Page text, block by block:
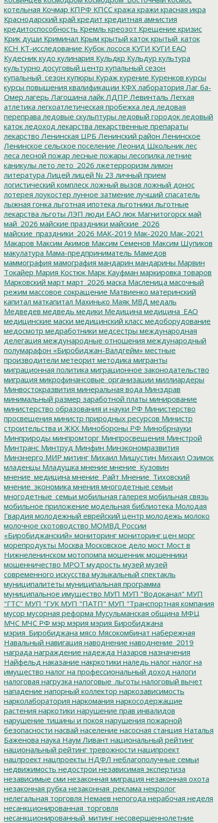
котельная Кочмар КПРФ КПСС кража кражи красная икра
Краснодарский край кредит кредитная амнистия
кредитоспособность Кремль креозот Крещение кризис
Крик души Криминал Крым крытый каток крытый_каток
КСН КТ-исследование Кубок лосося КУГИ КУГИ ЕАО
Кудесник кудо кулинария Кульдкр Кульдур культура
культурно досуговый центр купальный сезон
купальный_сезон купюры Кураж курение Куренков курсы
курсы повышения квалификации КФХ лаборатория Лаг ба-
Омер лагерь Лагошина лайк ЛДПР Левинталь Легкая
атлетика легкоатлетическая пробежка лед ледовая
переправа ледовые скульптуры ледовый городок ледовый
каток ледоход лекарства лекарственные препараты
лекарство Ленинская ЦРБ Ленинский район Ленинское
Ленинское сельское поселение Леонид Школьник лес
леса лесной пожар лесные пожары лесопилка летние
каникулы лето лето_2026 лжетерроризм лимон
литература Лицей лицей № 23 личный прием
логистический комплеск ложный вызов ложный донос
лотерея лоукостер лунное затмение лучший спасатель
лыжная гонка льготная ипотека льготники льготные
лекарства льготы ЛЭП люди ЕАО люк Магнитогорск май
май_2026 майские праздники майские_2026
майские_праздники_2026 МАК-2019 Мак-2020 Мак-2021
Макаров Максим Акимов Максим Семенов Максим Шупиков
макулатура Мама-предприниматель Мамедов
маммография мамография мандарин мандарины Марвин
Токайер Мария Костюк Марк Кауфман маркировка товаров
Марковский март март_2026 маска Масленица масочный
режим массовое сокращение Матвиенко материнский
капитал маткапитал Махинько Маяк МВД медаль
Медведев медведь медики Медицина медицина_ЕАО
медицинские маски медицинский класс медоборудование
медосмотр медработники медсестры международная
делегация международные отношения международный
полумарафон «Биробиджан-Валдгейм» местные
производители метеорит методика мигранты
миграционная политика миграционное законодательство
миграция микрофинансовые_организации миллиардеры
Минвостокразвития минеральная вода Минздрав
минимальный размер заработной платы минирование
министерство образования и науки РФ Министерство
просвещения министр природных ресурсов Министр
строительства и ЖКХ Минобороны РФ Минобрнауки
Минприроды минпромторг Минпросвещения Минстрой
Минтранс Минтруд Минфин Минэкономразвития
Минэнерго МИР митинг Михаил Мишустин Михаил Озимок
младенцы Младушка мнение мнение_Кузовин
мнение_медицина мнение_Райт Мнение_Тиховский
мнение_экономика мнения многодетные семьи
многодетные_семьи мобильная галерея мобильная связь
мобильное приложение модельная библиотека Молодая
Гвардия молодежный еврейский центр молодежь молоко
молочное скотоводство МОМВД России
«Биробиджанский» мониторинг мониторинг цен морг
морепродукты Москва Московское дело мост Мост в
Нижнеленинском мотопомпа мошенник мошенники
мошенничество МРОТ мудрость музей музей
современного искусства музыкальный спектакль
муниципалитеты муниципальная программа
муниципальное имущество МУП МУП "Водоканал" МУП
"ГТС" МУП "ГУК МУП "ПАТП" МУП "Транспортная компания
мусор мусорная реформа Мусульманская община МФЦ
МЧС МЧС РФ мэр мэрия мэрия Биробиджана
мэрия_Биробиджана мясо Мясокомбинат набережная
Навальный навигация наводнение наводнение_2019
награда награждение надежда Назаров назначения
Найфельд наказание накркотики наледь налог налог на
имущество налог на профессиональный доход налоги
налоговая нагрузка налоговые_льготы налоговый вычет
нападение напорный коллектор наркозависимость
нарколаборатория наркомания наркосодержащие
растения наркотики нарушение прав инвалидов
нарушение тишины и покоя нарушения пожарной
безопасности насвай население насосная станция Наталья
Баженова наука Наум Ливант национальный рейтинг
национальный рейтинг тревожности наципроект
нацпроект нацпроекты НДФЛ неблагополучные семьи
недвижимость недострои независимая экспертиза
независимые сми незаконная миграция незаконная охота
незаконная рубка незаконная_реклама некролог
нелегальная торговля Немаев непогода нерабочая неделя
несанкционированная_торговля
несанкционированный_митинг несовершеннолетние